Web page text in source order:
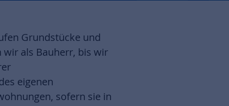
Grundstücke und
als Bauherr, bis wir
eigenen
sofern sie in